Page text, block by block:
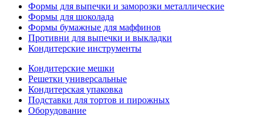
Формы для выпечки и заморозки металлические
Формы для шоколада
Формы бумажные для маффинов
Противни для выпечки и выкладки
Кондитерские инструменты
Кондитерские мешки
Решетки универсальные
Кондитерская упаковка
Подставки для тортов и пирожных
Оборудование